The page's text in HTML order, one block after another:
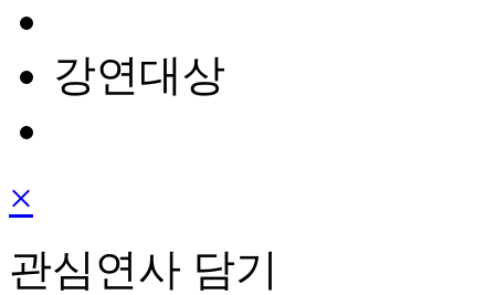
강연대상
×
관심연사 담기